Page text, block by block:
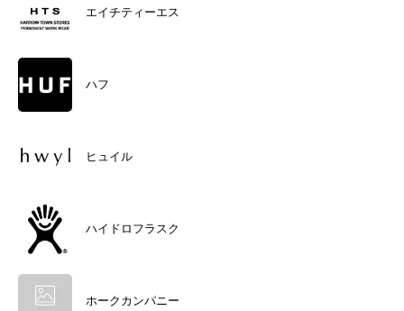
エイチティーエス
ハフ
ヒュイル
ハイドロフラスク
ホークカンパニー